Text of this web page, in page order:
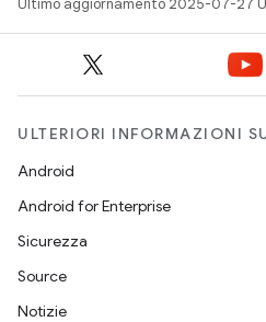
Ultimo aggiornamento 2025-07-27
ULTERIORI INFORMAZIONI
Android
Android for Enterprise
Sicurezza
Source
Notizie